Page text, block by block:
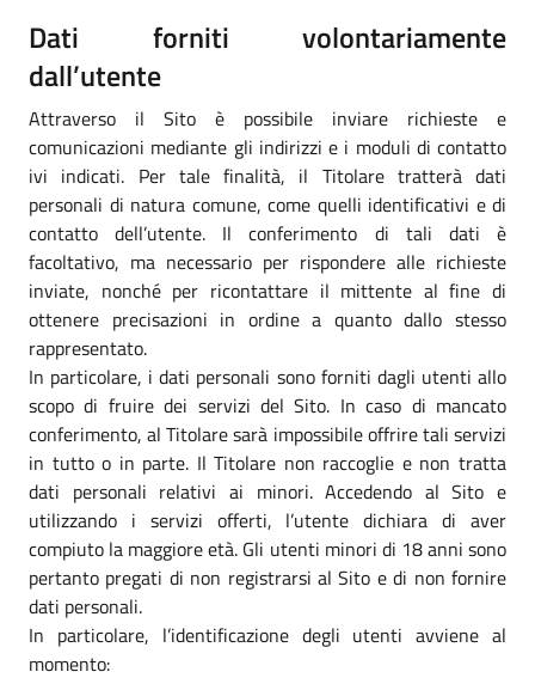
Dati forniti volontariamente
dall’utente
Attraverso il Sito è possibile inviare richieste e
comunicazioni mediante gli indirizzi e i moduli di contatto
ivi indicati. Per tale finalità, il Titolare tratterà dati
personali di natura comune, come quelli identificativi e di
contatto dell’utente. Il conferimento di tali dati è
facoltativo, ma necessario per rispondere alle richieste
inviate, nonché per ricontattare il mittente al fine di
ottenere precisazioni in ordine a quanto dallo stesso
rappresentato.
In particolare, i dati personali sono forniti dagli utenti allo
scopo di fruire dei servizi del Sito. In caso di mancato
conferimento, al Titolare sarà impossibile offrire tali servizi
in tutto o in parte. Il Titolare non raccoglie e non tratta
dati personali relativi ai minori. Accedendo al Sito e
utilizzando i servizi offerti, l’utente dichiara di aver
compiuto la maggiore età. Gli utenti minori di 18 anni sono
pertanto pregati di non registrarsi al Sito e di non fornire
dati personali.
In particolare, l’identificazione degli utenti avviene al
momento: